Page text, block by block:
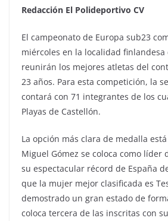
Redacción El Polideportivo CV
El campeonato de Europa sub23
miércoles en la localidad finlandesa
reunirán los mejores atletas del
23 años. Para esta competición, la
contará con 71 integrantes de los
Playas de Castellón.
La opción más clara de medalla
Miguel Gómez se coloca como líder
su espectacular récord de España
que la mujer mejor clasificada es
demostrado un gran estado de
coloca tercera de las inscritas con